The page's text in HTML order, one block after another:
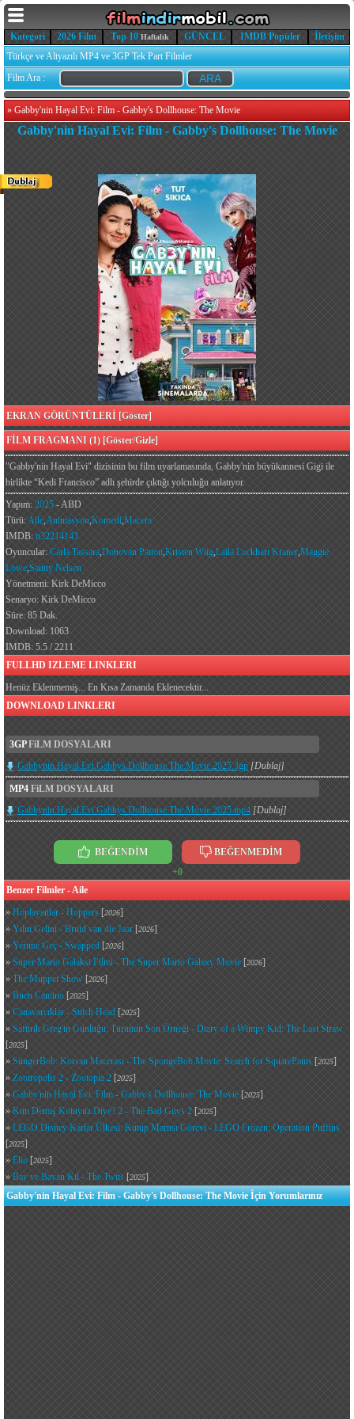
Kategori 2026 Film Top 10 Haftalık GÜNCEL IMDB Popüler
İletişim
Türkçe ve Altyazılı MP4 ve 3GP Tek Part Filmler
Film Ara :
» Gabby'nin Hayal Evi: Film - Gabby's Dollhouse: The Movie
Gabby'nin Hayal Evi: Film - Gabby's Dollhouse: The Movie
EKRAN GÖRÜNTÜLERİ [Göster]
FİLM FRAGMANI (1) [Göster/Gizle]
"Gabby'nin Hayal Evi" dizisinin bu film uyarlamasında, Gabby'nin büyükannesi Gigi ile
birlikte “Kedi Francisco” adlı şehirde çıktığı yolculuğu anlatıyor.
Yapım: 2025 - ABD
Türü:Aile,Animasyon,Komedi,Macera
IMDB: tt32214143
Oyuncular: Carla Tassara,Donovan Patton,Kristen Wiig,Laila Lockhart Kraner,Maggie
Lowe,Sainty Nelsen
Yönetmeni: Kirk DeMicco
Senaryo: Kirk DeMicco
Süre: 85 Dak.
Download: 1063
IMDB: 5.5 / 2211
FULLHD IZLEME LINKLERI
Henüz Eklenmemiş... En Kısa Zamanda Eklenecektir...
DOWNLOAD LINKLERI
3GPFiLM DOSYALARI
Gabbynin.Hayal.Evi.Gabbys.Dollhouse.The.Movie.2025.3gp [Dublaj]
MP4 FiLM DOSYALARI
Gabbynin.Hayal.Evi.Gabbys.Dollhouse.The.Movie.2025.mp4 [Dublaj]
BEĞENDİM
BEĞENMEDİM
+0
Benzer Filmler - Aile
» Hoplayanlar - Hoppers [2026]
» Yılın Gelini - Bruid van die Jaar [2026]
» Yerime Geç - Swapped [2026]
» Süper Mario Galaksi Filmi - The Super Mario Galaxy Movie [2026]
» The Muppet Show [2026]
» Buen Camino [2025]
» Canavarcıklar - Stitch Head [2025]
» Saftirik Greg'in Günlüğü: Türünün Son Örneği - Diary of a Wimpy Kid: The Last Straw
[2025]
» SüngerBob: Korsan Macerası - The SpongeBob Movie: Search for SquarePants [2025]
» Zootropolis 2 - Zootopia 2 [2025]
» Gabby'nin Hayal Evi: Film - Gabby's Dollhouse: The Movie [2025]
» Kim Demiş Kötüyüz Diye? 2 - The Bad Guys 2 [2025]
» LEGO Disney Karlar Ülkesi: Kutup Martısı Görevi - LEGO Frozen: Operation Puffins
[2025]
» Elio [2025]
» Bay ve Bayan Kıl - The Twits [2025]
Gabby'nin Hayal Evi: Film - Gabby's Dollhouse: The Movie İçin Yorumlarınız